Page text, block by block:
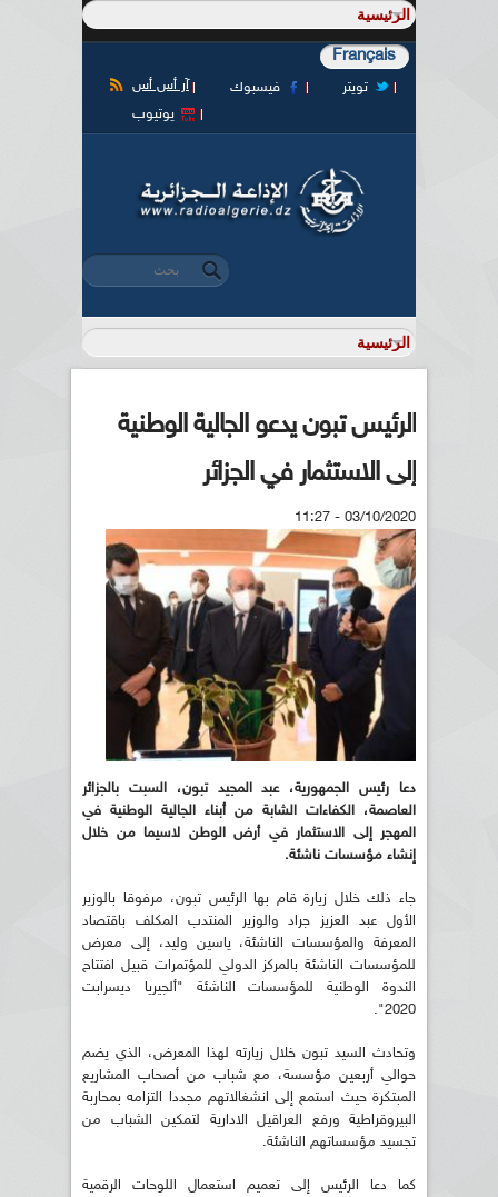
Français
آر أس أس فيسبوك
تويتر
يوتيوب
استمارة البحث
‏بحث ‏
الرئيس تبون يدعو الجالية الوطنية
إلى الاستثمار في الجزائر
03/10/2020 - 11:27
دعا رئيس الجمهورية، عبد المجيد تبون، السبت بالجزائر
العاصمة، الكفاءات الشابة من أبناء الجالية الوطنية في
المهجر إلى الاستثمار في أرض الوطن لاسيما من خلال
إنشاء مؤسسات ناشئة.
جاء ذلك خلال زيارة قام بها الرئيس تبون، مرفوقا بالوزير
الأول عبد العزيز جراد والوزير المنتدب المكلف باقتصاد
المعرفة والمؤسسات الناشئة، ياسين وليد، إلى معرض
للمؤسسات الناشئة بالمركز الدولي للمؤتمرات قبيل افتتاح
الندوة الوطنية للمؤسسات الناشئة "ألجيريا ديسرابت
2020".
وتحادث السيد تبون خلال زيارته لهذا المعرض، الذي يضم
حوالي أربعين مؤسسة، مع شباب من أصحاب المشاريع
المبتكرة حيث استمع إلى انشغالاتهم مجددا التزامه بمحاربة
البيروقراطية ورفع العراقيل الادارية لتمكين الشباب من
تجسيد مؤسساتهم الناشئة.
كما دعا الرئيس إلى تعميم استعمال اللوحات الرقمية